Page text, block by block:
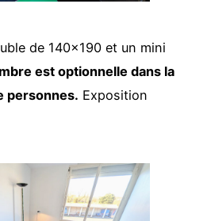
de 140×190 et un mini
est optionnelle dans la
personnes. Exposition